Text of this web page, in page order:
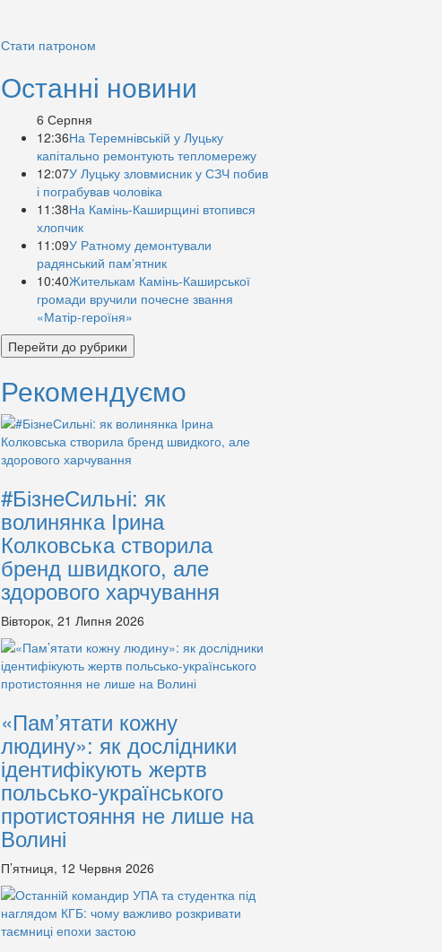
Стати патроном
Останні новини
6 Серпня
12:36На Теремнівській у Луцьку
капітально ремонтують тепломережу
12:07У Луцьку зловмисник у СЗЧ побив
і пограбував чоловіка
11:38На Камінь-Каширщині втопився
хлопчик
11:09У Ратному демонтували
радянський памʼятник
10:40Жителькам Камінь-Каширської
громади вручили почесне звання
«Матір-героїня»
Перейти до рубрики
Рекомендуємо
#БізнеСильні: як
волинянка Ірина
Колковська створила
бренд швидкого, але
здорового харчування
Вівторок, 21 Липня 2026
«Пам’ятати кожну
людину»: як дослідники
ідентифікують жертв
польсько-українського
протистояння не лише на
Волині
П’ятниця, 12 Червня 2026